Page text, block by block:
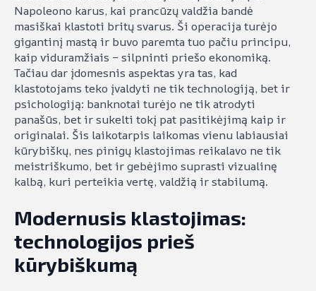
Napoleono karus, kai prancūzų valdžia bandė
masiškai klastoti britų svarus. Ši operacija turėjo
gigantinį mastą ir buvo paremta tuo pačiu principu,
kaip viduramžiais – silpninti priešo ekonomiką.
Tačiau dar įdomesnis aspektas yra tas, kad
klastotojams teko įvaldyti ne tik technologiją, bet ir
psichologiją: banknotai turėjo ne tik atrodyti
panašūs, bet ir sukelti tokį pat pasitikėjimą kaip ir
originalai. Šis laikotarpis laikomas vienu labiausiai
kūrybiškų, nes pinigų klastojimas reikalavo ne tik
meistriškumo, bet ir gebėjimo suprasti vizualinę
kalbą, kuri perteikia vertę, valdžią ir stabilumą.
Modernusis klastojimas:
technologijos prieš
kūrybiškumą